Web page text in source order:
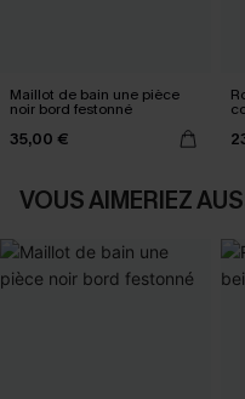
Maillot de bain une pièce
noir bord festonné
35,00 €
VOUS AIMERIEZ